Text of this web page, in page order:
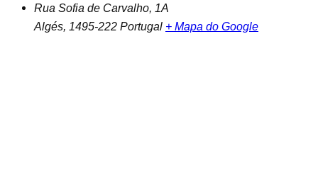
Rua Sofia de Carvalho, 1A
Algés, 1495-222 Portugal + Mapa do Google